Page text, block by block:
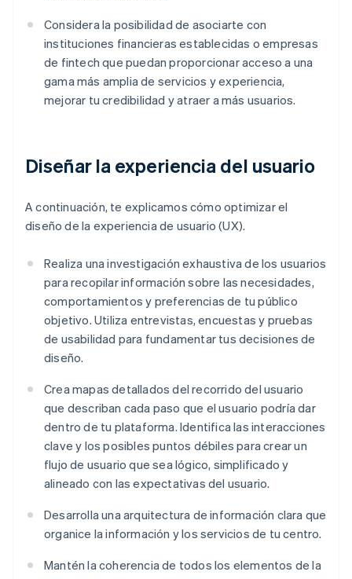
Considera la posibilidad de asociarte con
instituciones financieras establecidas o empresas
de fintech que puedan proporcionar acceso a una
gama más amplia de servicios y experiencia,
mejorar tu credibilidad y atraer a más usuarios.
Diseñar la experiencia del usuario
A continuación, te explicamos cómo optimizar el
diseño de la experiencia de usuario (UX).
Realiza una investigación exhaustiva de los usuarios
para recopilar información sobre las necesidades,
comportamientos y preferencias de tu público
objetivo. Utiliza entrevistas, encuestas y pruebas
de usabilidad para fundamentar tus decisiones de
diseño.
Crea mapas detallados del recorrido del usuario
que describan cada paso que el usuario podría dar
dentro de tu plataforma. Identifica las interacciones
clave y los posibles puntos débiles para crear un
flujo de usuario que sea lógico, simplificado y
alineado con las expectativas del usuario.
Desarrolla una arquitectura de información clara que
organice la información y los servicios de tu centro.
Mantén la coherencia de todos los elementos de la